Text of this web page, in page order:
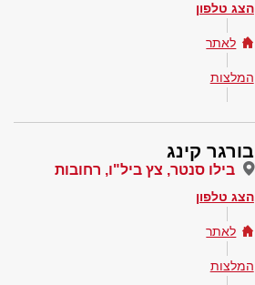
הצג טלפון
לאתר
המלצות
בורגר קינג
בילו סנטר, צץ ביל"ו, רחובות
הצג טלפון
לאתר
המלצות